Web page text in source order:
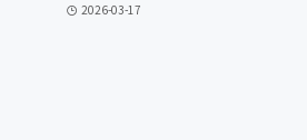
2026-03-17